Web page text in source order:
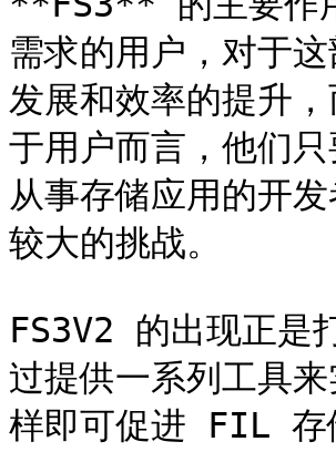
需求的用户，对于
发展和效率的提升
于用户而言，他们
从事存储应用的开
较大的挑战。
FS3V2 的出现正
过提供一系列工具
样即可促进 FIL 存